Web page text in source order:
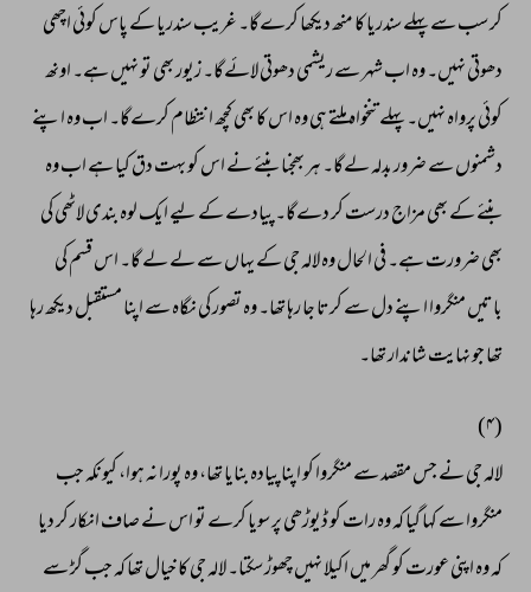
کر سب سے پہلے سندریا کا منھ دیکھا کرےگا۔ غریب سندریا کے پاس کوئی اچھی
دھوتی نہیں۔ وہ اب شہر سے ریشمی دھوتی لائےگا۔ زیور بھی تو نہیں ہے۔ اونھ
کوئی پرواہ نہیں۔ پہلے تنخواہ ملتے ہی وہ اس کا بھی کچھ انتظام کرےگا۔ اب وہ اپنے
دشمنوں سے ضرور بدلہ لےگا۔ ہر بھجنا بنئے نے اس کو بہت دق کیا ہے اب وہ
بنئے کے بھی مزاج درست کر دےگا۔ پیادے کے لیے ایک لوہ بندی لاٹھی کی
بھی ضرورت ہے۔ فی الحال وہ لالہ جی کے یہاں سے لے لے گا۔ اس قسم کی
باتیں منگروا اپنے دل سے کرتا جا رہا تھا۔ وہ تصور کی نگاہ سے اپنا مستقبل دیکھ رہا
تھا جو نہایت شاندار تھا۔
(۴)
لالہ جی نے جس مقصد سے منگروا کو اپنا پیادہ بنایا تھا، وہ پورا نہ ہوا، کیونکہ جب
منگروا سے کہا گیا کہ وہ رات کو ڈیوڑھی پر سویا کرے تو اس نے صاف انکار کر دیا
کہ وہ اپنی عورت کو گھر میں اکیلا نہیں چھوڑ سکتا۔ لالہ جی کا خیال تھا کہ جب گڑ سے